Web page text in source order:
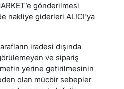
gönderilmesi
nakliye giderleri ALICI'ya
iradesi dışında
ve sipariş
yerine getirilmesinin
olan mücbir sebepler